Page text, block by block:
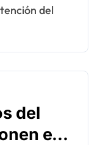
del
del
en